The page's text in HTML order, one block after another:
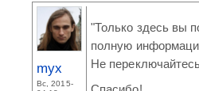
myx
Вс, 2015-
"Только здесь вы
полную
Не